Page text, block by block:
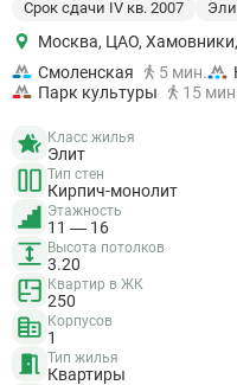
Срок сдачи IV кв. 2007
Москва, ЦАО, Хамовники,
Смоленская
5 мин.
Парк культуры
15 мин.
Класс жилья
Элит
Тип стен
Кирпич-монолит
Этажность
11 — 16
Высота потолков
3.20
Квартир в ЖК
250
Корпусов
1
Тип жилья
Квартиры